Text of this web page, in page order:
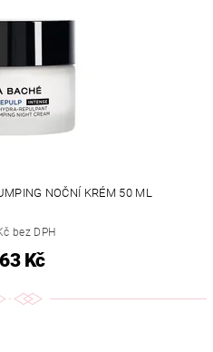
NOČNÍ KRÉM 50 ML
bez DPH
Kč